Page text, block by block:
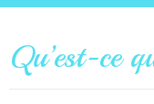
Qu’est-ce